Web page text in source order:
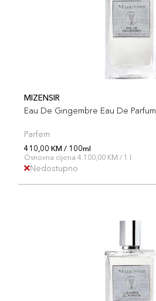
MIZENSIR
Eau De Gingembre Eau De Parfum
Parfem
410,00 KM / 100ml
Osnovna cijena 4.100,00 KM / 1 l
Nedostupno